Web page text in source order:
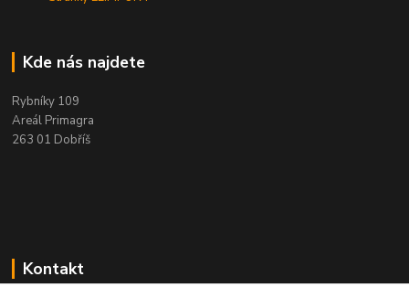
Kde nás najdete
Rybníky 109
Areál Primagra
263 01 Dobříš
Kontakt